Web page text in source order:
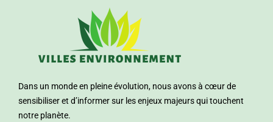
Dans un monde en pleine évolution, nous avons à cœur de
sensibiliser et d’informer sur les enjeux majeurs qui touchent
notre planète.